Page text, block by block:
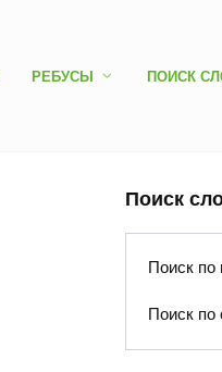
РЕБУСЫ ПОИСК
Поиск
Поиск по
Поиск